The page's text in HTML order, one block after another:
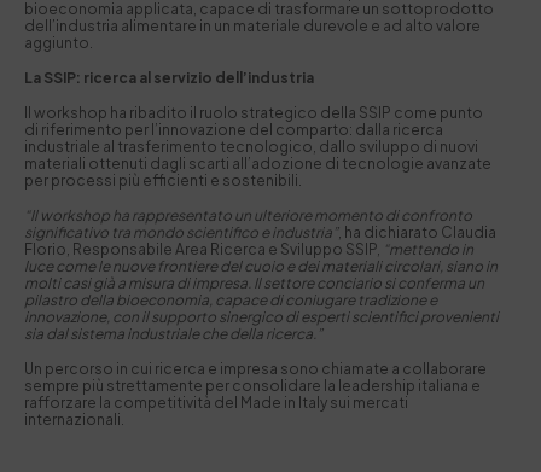
bioeconomia applicata, capace di trasformare un sottoprodotto
dell’industria alimentare in un materiale durevole e ad alto valore
aggiunto.
La SSIP: ricerca al servizio dell’industria
Il workshop ha ribadito il ruolo strategico della SSIP come punto
di riferimento per l’innovazione del comparto: dalla ricerca
industriale al trasferimento tecnologico, dallo sviluppo di nuovi
materiali ottenuti dagli scarti all’adozione di tecnologie avanzate
per processi più efficienti e sostenibili.
“Il workshop ha rappresentato un ulteriore momento di confronto
significativo tra mondo scientifico e industria”, ha dichiarato Claudia
Florio, Responsabile Area Ricerca e Sviluppo SSIP, “mettendo in
luce come le nuove frontiere del cuoio e dei materiali circolari, siano in
molti casi già a misura di impresa. Il settore conciario si conferma un
pilastro della bioeconomia, capace di coniugare tradizione e
innovazione, con il supporto sinergico di esperti scientifici provenienti
sia dal sistema industriale che della ricerca.”
Un percorso in cui ricerca e impresa sono chiamate a collaborare
sempre più strettamente per consolidare la leadership italiana e
rafforzare la competitività del Made in Italy sui mercati
internazionali.